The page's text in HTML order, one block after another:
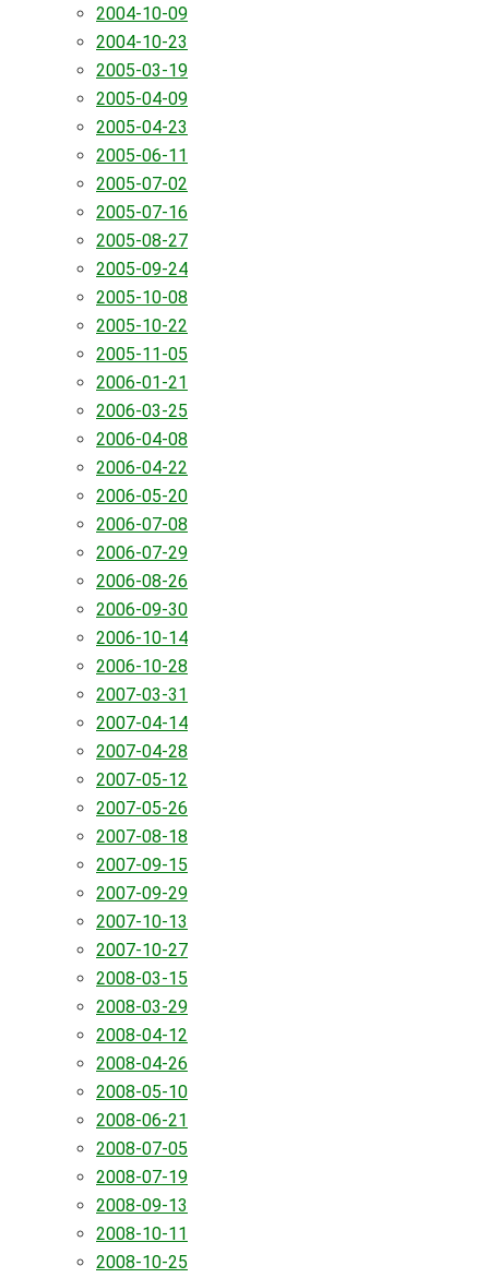
2004-10-09
2004-10-23
2005-03-19
2005-04-09
2005-04-23
2005-06-11
2005-07-02
2005-07-16
2005-08-27
2005-09-24
2005-10-08
2005-10-22
2005-11-05
2006-01-21
2006-03-25
2006-04-08
2006-04-22
2006-05-20
2006-07-08
2006-07-29
2006-08-26
2006-09-30
2006-10-14
2006-10-28
2007-03-31
2007-04-14
2007-04-28
2007-05-12
2007-05-26
2007-08-18
2007-09-15
2007-09-29
2007-10-13
2007-10-27
2008-03-15
2008-03-29
2008-04-12
2008-04-26
2008-05-10
2008-06-21
2008-07-05
2008-07-19
2008-09-13
2008-10-11
2008-10-25